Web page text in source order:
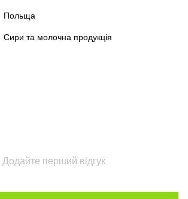
Польща
Сири та молочна продукція
Додайте перший відгук